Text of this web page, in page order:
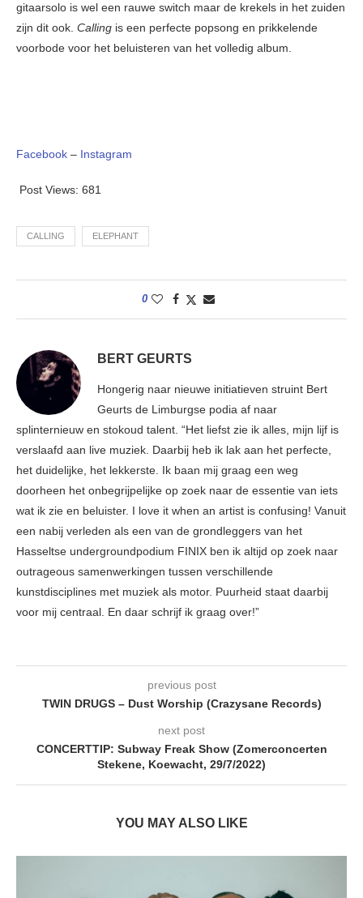
gitaarsolo is wel een rauwe switch maar de krekels in het zuiden
zijn dit ook. Calling is een perfecte popsong en prikkelende
voorbode voor het beluisteren van het volledig album.
Facebook – Instagram
Post Views: 681
CALLING ELEPHANT
0
BERT GEURTS
Hongerig naar nieuwe initiatieven struint Bert
Geurts de Limburgse podia af naar
splinternieuw en stokoud talent. “Het liefst zie ik alles, mijn lijf is
verslaafd aan live muziek. Daarbij heb ik lak aan het perfecte,
het duidelijke, het lekkerste. Ik baan mij graag een weg
doorheen het onbegrijpelijke op zoek naar de essentie van iets
wat ik zie en beluister. I love it when an artist is confusing! Vanuit
een nabij verleden als een van de grondleggers van het
Hasseltse undergroundpodium FINIX ben ik altijd op zoek naar
outrageous samenwerkingen tussen verschillende
kunstdisciplines met muziek als motor. Puurheid staat daarbij
voor mij centraal. En daar schrijf ik graag over!”
previous post
TWIN DRUGS – Dust Worship (Crazysane Records)
next post
CONCERTTIP: Subway Freak Show (Zomerconcerten
Stekene, Koewacht, 29/7/2022)
YOU MAY ALSO LIKE